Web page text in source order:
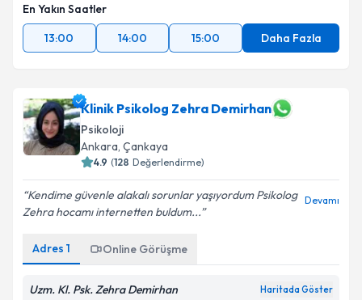
En Yakın Saatler
13:00
14:00 15:00 Daha Fazla
Klinik Psikolog Zehra Demirhan
Psikoloji
Ankara, Çankaya
4.9 (128 Değerlendirme)
Kendime güvenle alakalı sorunlar yaşıyordum Psikolog
Zehra hocamı internetten buldum...
Devamı
Adres 1 Online Görüşme
Uzm. Kl. Psk. Zehra Demirhan Haritada Göster